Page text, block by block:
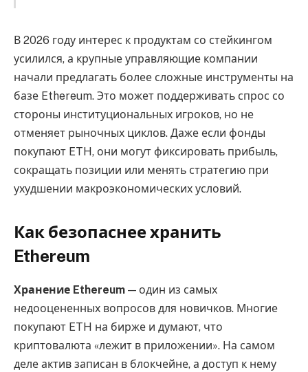
В 2026 году интерес к продуктам со стейкингом
усилился, а крупные управляющие компании
начали предлагать более сложные инструменты на
базе Ethereum. Это может поддерживать спрос со
стороны институциональных игроков, но не
отменяет рыночных циклов. Даже если фонды
покупают ETH, они могут фиксировать прибыль,
сокращать позиции или менять стратегию при
ухудшении макроэкономических условий.
Как безопаснее хранить
Ethereum
Хранение Ethereum — один из самых
недооцененных вопросов для новичков. Многие
покупают ETH на бирже и думают, что
криптовалюта «лежит в приложении». На самом
деле актив записан в блокчейне, а доступ к нему